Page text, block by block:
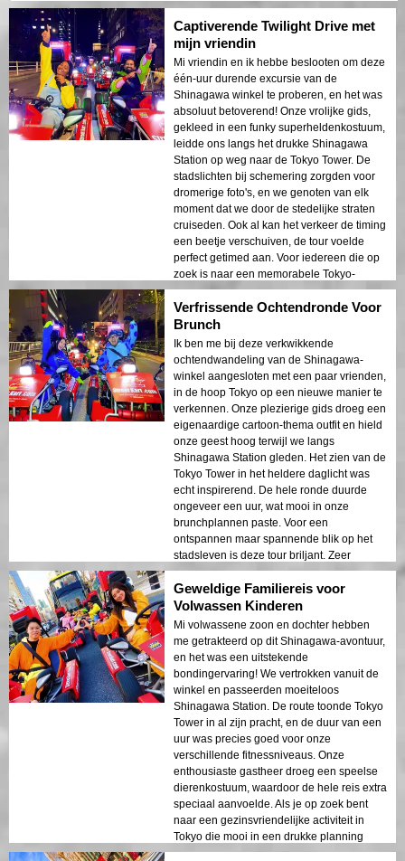
Captiverende Twilight Drive met
mijn vriendin
Mi vriendin en ik hebbe beslooten om deze
één-uur durende excursie van de
Shinagawa winkel te proberen, en het was
absoluut betoverend! Onze vrolijke gids,
gekleed in een funky superheldenkostuum,
leidde ons langs het drukke Shinagawa
Station op weg naar de Tokyo Tower. De
stadslichten bij schemering zorgden voor
dromerige foto's, en we genoten van elk
moment dat we door de stedelijke straten
cruiseden. Ook al kan het verkeer de timing
een beetje verschuiven, de tour voelde
perfect getimed aan. Voor iedereen die op
zoek is naar een memorabele Tokyo-
reiservaring, is deze rit een must. We zijn er
al over aan het vertellen aan vrienden!
Verfrissende Ochtendronde Voor
Brunch
Ik ben me bij deze verkwikkende
ochtendwandeling van de Shinagawa-
winkel aangesloten met een paar vrienden,
in de hoop Tokyo op een nieuwe manier te
verkennen. Onze plezierige gids droeg een
eigenaardige cartoon-thema outfit en hield
onze geest hoog terwijl we langs
Shinagawa Station gleden. Het zien van de
Tokyo Tower in het heldere daglicht was
echt inspirerend. De hele ronde duurde
ongeveer een uur, wat mooi in onze
brunchplannen paste. Voor een
ontspannen maar spannende blik op het
stadsleven is deze tour briljant. Zeer
aanbevolen voor eerste bezoekers aan
Japan!
Geweldige Familiereis voor
Volwassen Kinderen
Mi volwassene zoon en dochter hebben
me getrakteerd op dit Shinagawa-avontuur,
en het was een uitstekende
bondingervaring! We vertrokken vanuit de
winkel en passeerden moeiteloos
Shinagawa Station. De route toonde Tokyo
Tower in al zijn pracht, en de duur van een
uur was precies goed voor onze
verschillende fitnessniveaus. Onze
enthousiaste gastheer droeg een speelse
dierenkostuum, waardoor de hele reis extra
speciaal aanvoelde. Als je op zoek bent
naar een gezinsvriendelijke activiteit in
Tokyo die mooi in een drukke planning
past, probeer dan deze tour. Het maakte